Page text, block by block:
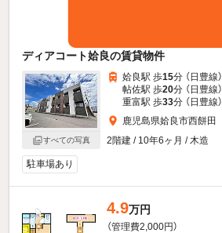
ディアコート姶良の賃貸物件
すべての写真
姶良駅 歩15分 （日豊線）
帖佐駅 歩20分 （日豊線）
重富駅 歩33分 （日豊線）
鹿児島県姶良市西餅田
2階建 / 10年6ヶ月 / 木造
駐車場あり
4.9万円
（管理費2,000円）